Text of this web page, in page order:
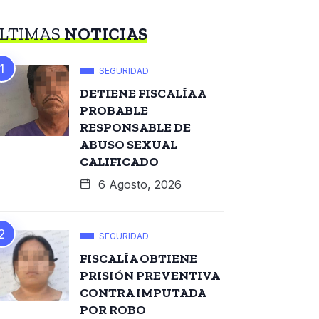
NOTICIAS
SEGURIDAD
DETIENE FISCALÍA A
PROBABLE
RESPONSABLE DE
ABUSO SEXUAL
CALIFICADO
6 Agosto, 2026
SEGURIDAD
FISCALÍA OBTIENE
PRISIÓN PREVENTIVA
CONTRA IMPUTADA
POR ROBO